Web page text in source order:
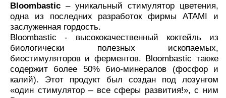
Bloombastic – уникальный стимулятор цветения,
одна из последних разработок фирмы ATAMI и
заслуженная гордость.
Bloombastic - высококачественный коктейль из
биологически полезных ископаемых,
биостимуляторов и ферментов. Bloombastic также
содержит более 50% био-минералов (фосфор и
калий). Этот продукт был создан под лозунгом
«один стимулятор – все сферы развития!», с ним